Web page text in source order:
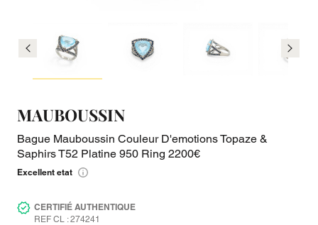
MAUBOUSSIN
Bague Mauboussin Couleur D'emotions Topaze &
Saphirs T52 Platine 950 Ring 2200€
Excellent etat
CERTIFIÉ AUTHENTIQUE
REF CL : 274241